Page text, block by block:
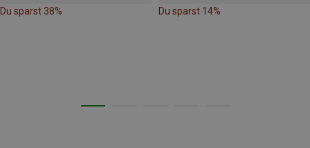
Du sparst 38% Du sparst 14%